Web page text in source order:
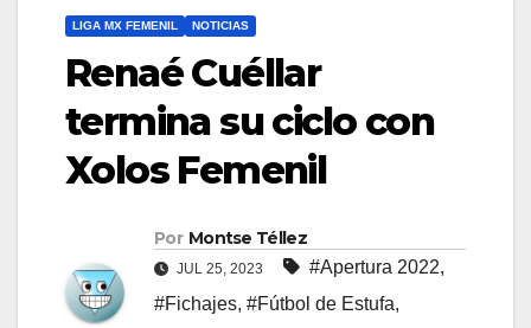
LIGA MX FEMENIL NOTICIAS
Renaé Cuéllar
termina su ciclo con
Xolos Femenil
Por Montse Téllez
JUL 25, 2023 #Apertura 2022,
#Fichajes, #Fútbol de Estufa,